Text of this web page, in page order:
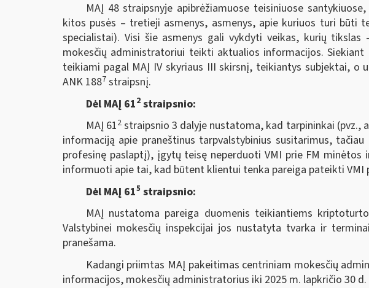
MAĮ 48 straipsnyje apibrėžiamuose teisiniuose
kitos pusės – tretieji asmenys, asmenys, apie kuriuos turi būti
specialistai). Visi šie asmenys gali vykdyti veikas, kurių
mokesčių administratoriui teikti aktualios informacijos.
teikiami pagal MAĮ IV skyriaus III skirsnį, teikiantys subjektai, o
ANK 1887 straipsnį.
Dėl MAĮ 612straipsnio:
MAĮ 612straipsnio 3 dalyje nustatoma, kad tarpininkai (pvz.,
informaciją apie praneštinus tarpvalstybinius susitarimus,
profesinę paslaptį), įgytų teisę neperduoti VMI prie FM
informuoti apie tai, kad būtent klientui tenka pareiga pateikti VMI
Dėl MAĮ 615 straipsnio:
MAĮ nustatoma pareiga duomenis teikiantiems
Valstybinei mokesčių inspekcijai jos nustatyta tvarka ir
pranešama.
Kadangi priimtas MAĮ pakeitimas centriniam mokesčių
informacijos, mokesčių administratorius iki 2025 m. lapkričio 30